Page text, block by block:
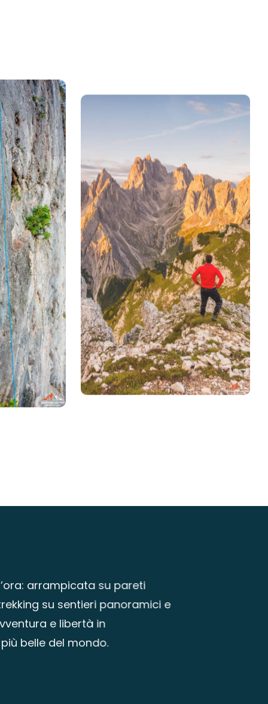
arrampicata su pareti
su sentieri panoramici e
e libertà in
belle del mondo.